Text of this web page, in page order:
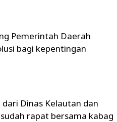
Pemerintah Daerah
bagi kepentingan
Dinas Kelautan dan
rapat bersama kabag